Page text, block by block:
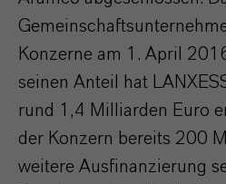
Konzerne am 1. April
seinen Anteil hat
rund 1,4 Milliarden Euro
der Konzern bereits 200
weitere Ausfinanzierung